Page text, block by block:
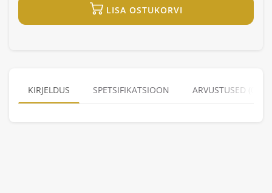
LISA OSTUKORVI
KIRJELDUS SPETSIFIKATSIOON ARVUSTUSED (0)